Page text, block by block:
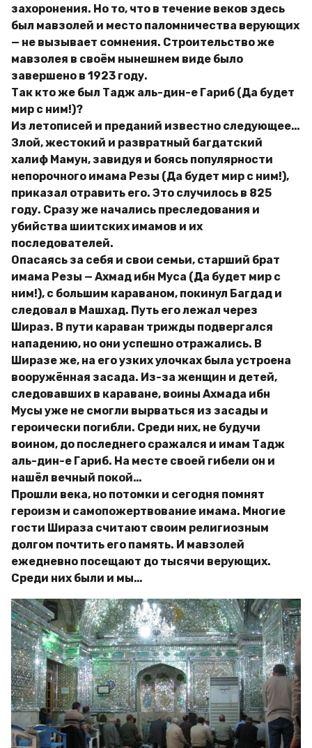
захоронения. Но то, что в течение веков здесь
был мавзолей и место паломничества верующих
— не вызывает сомнения. Строительство же
мавзолея в своём нынешнем виде было
завершено в 1923 году.
Так кто же был Тадж аль-дин-е Гариб (Да будет
мир с ним!)?
Из летописей и преданий известно следующее…
Злой, жестокий и развратный багдатский
халиф Мамун, завидуя и боясь популярности
непорочного имама Резы (Да будет мир с ним!),
приказал отравить его. Это случилось в 825
году. Сразу же начались преследования и
убийства шиитских имамов и их
последователей.
Опасаясь за себя и свои семьи, старший брат
имама Резы — Ахмад ибн Муса (Да будет мир с
ним!), с большим караваном, покинул Багдад и
следовал в Машхад. Путь его лежал через
Шираз. В пути караван трижды подвергался
нападению, но они успешно отражались. В
Ширазе же, на его узких улочках была устроена
вооружённая засада. Из-за женщин и детей,
следовавших в караване, воины Ахмада ибн
Мусы уже не смогли вырваться из засады и
героически погибли. Среди них, не будучи
воином, до последнего сражался и имам Тадж
аль-дин-е Гариб. На месте своей гибели он и
нашёл вечный покой…
Прошли века, но потомки и сегодня помнят
героизм и самопожертвование имама. Многие
гости Шираза считают своим религиозным
долгом почтить его память. И мавзолей
ежедневно посещают до тысячи верующих.
Среди них были и мы…